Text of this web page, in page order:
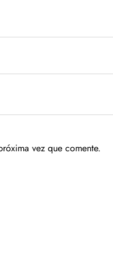
vez que comente.